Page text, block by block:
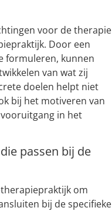
voor de therapie
Door een
formuleren, kunnen
van wat zij
doelen helpt niet
bij het motiveren van
in het
passen bij de
om
bij de specifieke